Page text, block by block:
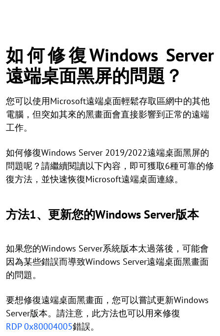
如何修復Windows Server
遠端桌面黑屏的問題？
您可以使用Microsoft遠端桌面輕鬆存取區網中的其他
電腦，但突如其來的黑畫面會直接影響到正常的遠端
工作。
如何修復Windows Server 2019/2022遠端桌面黑屏的
問題呢？請繼續閱讀以下內容，即可獲取6種可靠的修
復方法，並快速恢復Microsoft遠端桌面連線。
方法1、更新您的Windows Server版本
如果您的Windows Server系統版本太過落後，可能會
因為某些錯誤而導致Windows Server遠端桌面黑畫面
的問題。
要想修復遠端桌面黑畫面，您可以嘗試更新Windows
Server版本。請注意，此方法也可以用來修復
RDP 0x80004005錯誤。